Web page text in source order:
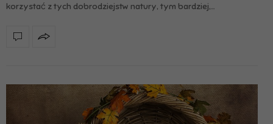
korzystać z tych dobrodziejstw natury, tym bardziej,…